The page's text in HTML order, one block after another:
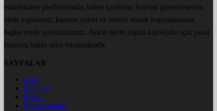
euturkhaber platformunda; haber içerikleri, kaynak gösterilmeden
alıntı yapılamaz, kanuna aykırı ve izinsiz olarak kopyalanamaz,
başka yerde yayınlanamaz. Aykırı işlem yapan kişi/kişiler için yasal
başvuru hakkı saklı tutulmaktadır.
SAYFALAR
Giriş
Kayıt Ol
Künye
Haber Gönder